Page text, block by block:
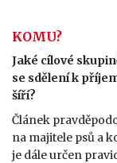
KOMU?
Jaké cílové
se sdělení k
šíří?
Článek
na majitele psů a
je dále určen